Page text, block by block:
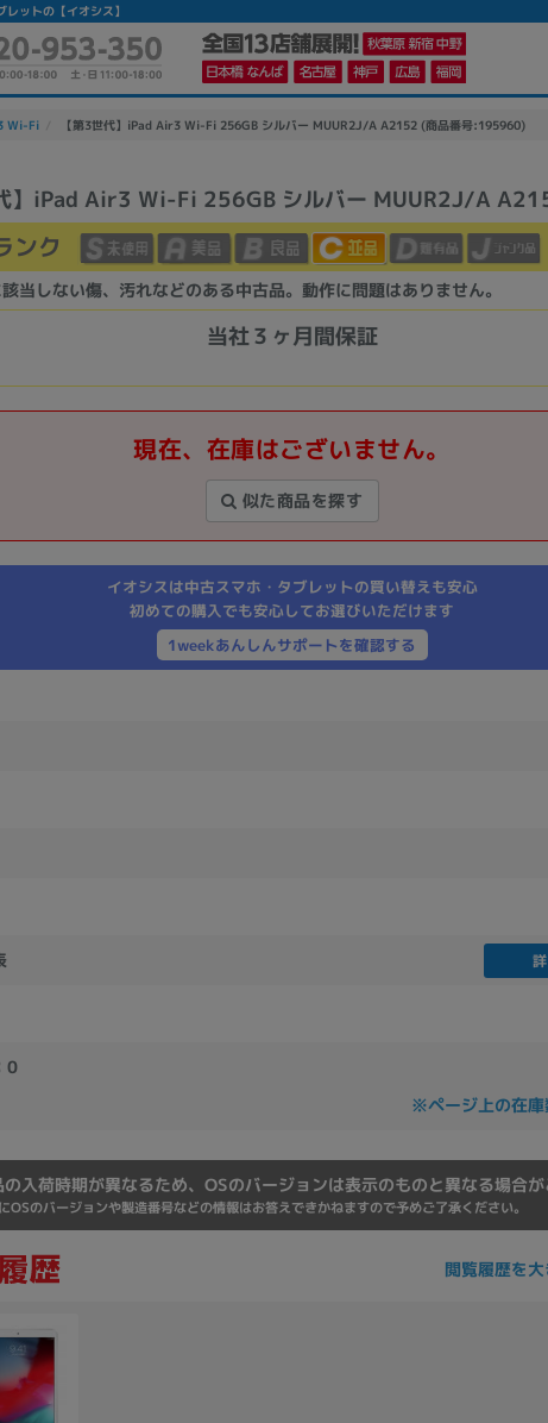
ットの【イオシス】
Wi-Fi 【第3世代】iPad Air3 Wi-Fi 256GB シルバー MUUR2J/A A2152 (商品番号:195960)
】iPad Air3 Wi-Fi 256GB シルバー MUUR2J/A
ンク
当しない傷、汚れなどのある中古品。動作に問題はありません。
当社３ヶ月間保証
現在、在庫はございません。
似た商品を探す
イオシスは中古スマホ・タブレットの買い替えも安心
初めての購入でも安心してお選びいただけます
1weekあんしんサポートを確認する
0
※ページ上の在庫
の入荷時期が異なるため、OSのバージョンは表示のものと異なる場合が
OSのバージョンや製造番号などの情報はお答えできかねますので予めご了承ください。
閲覧履歴を
かんたんパソコン検索に切り替える
カテゴリー
商品ジャンルの絞り込み
メーカー
Apple SONY TOSHIBA
Asus HP
ChromeOS
メモリ